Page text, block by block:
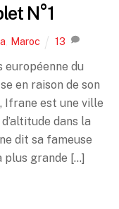
N°1
Maroc 13
européenne du
en raison de son
Ifrane est une ville
dans la
dit sa fameuse
plus grande […]